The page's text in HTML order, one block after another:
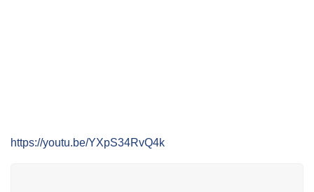
https://youtu.be/YXpS34RvQ4k